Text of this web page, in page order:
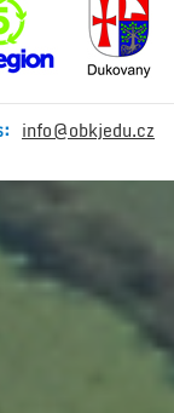
info@obkjedu.cz